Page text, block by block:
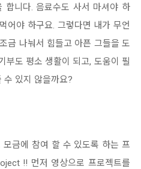
합니다. 음료수도 사서 마셔야 하
어야 하구요. 그렇다면 내가 무언
금 나눠서 힘들고 아픈 그들을 도
부도 평소 생활이 되고, 도움이 필
수 있지 않을까요?
금에 참여 할 수 있도록 하는 프
!! 먼저 영상으로 프로젝트를